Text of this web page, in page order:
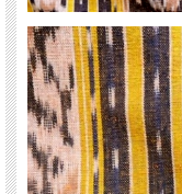
オレンジシャーベットのよ
色などで幾何学模様が織り
タペストリとして壁に掛け
してもお使いいただけます。
お部屋に手織りの温もりと
ね。
全長80cmのイカットハンガ
です！